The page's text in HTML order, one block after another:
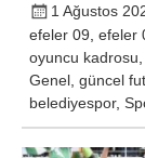
1 Ağustos
efeler 09 ,efeler
oyuncu kadrosu
Genel ,güncel
belediyespor,